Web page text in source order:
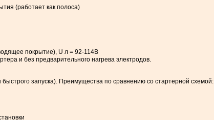
(работает как полоса)
покрытие), U л = 92-114В
и без предварительного нагрева электродов.
запуска). Преимущества по сравнению со стартерной схемой: